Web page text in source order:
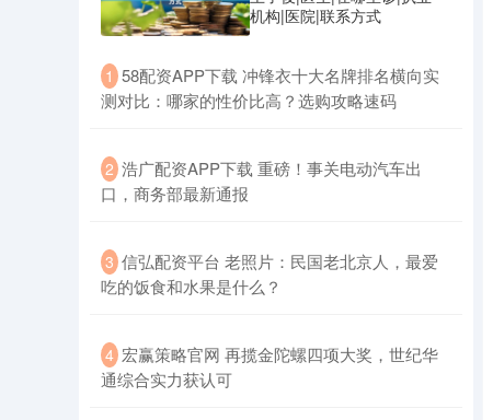
机构|医院|联系方式
1 ​58配资APP下载 冲锋衣十大名牌排名横向实
测对比：哪家的性价比高？选购攻略速码
2 ​浩广配资APP下载 重磅！事关电动汽车出
口，商务部最新通报
3 ​信弘配资平台 老照片：民国老北京人，最爱
吃的饭食和水果是什么？
4 ​宏赢策略官网 再揽金陀螺四项大奖，世纪华
通综合实力获认可